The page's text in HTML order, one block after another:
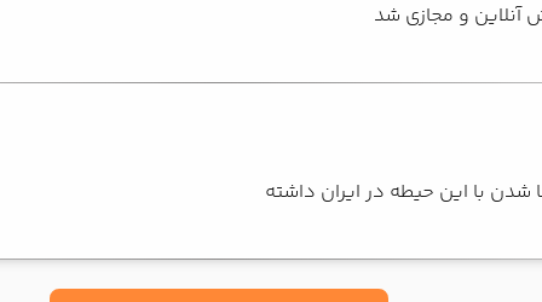
شدن با این حیطه در ایران داشته